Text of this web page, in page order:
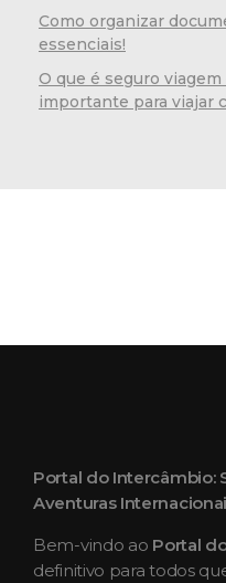
Como organizar
essenciais!
O que é seguro
importante para viajar
Portal do Intercâmbio:
Aventuras
Bem-vindo ao Portal
definitivo para todos